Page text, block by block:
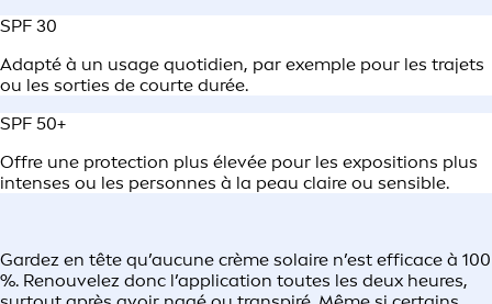
SPF 30
Adapté à un usage quotidien, par exemple pour les trajets
ou les sorties de courte durée.
SPF 50+
Offre une protection plus élevée pour les expositions plus
intenses ou les personnes à la peau claire ou sensible.
Gardez en tête qu’aucune crème solaire n’est efficace à 100
%. Renouvelez donc l’application toutes les deux heures,